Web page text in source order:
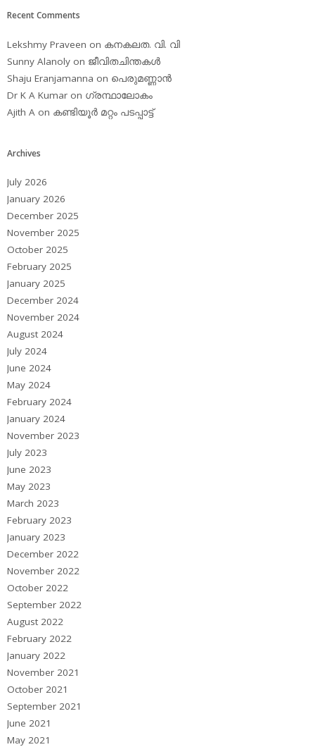
Recent Comments
Lekshmy Praveen on കനകലത. വി. വി
Sunny Alanoly on ജീവിതചിന്തകള്‍
Shaju Eranjamanna on പെരുമണ്ണാന്‍
Dr K A Kumar on ഗ്രന്ഥാലോകം
Ajith A on കണ്ടിയൂര്‍ മറ്റം പടപ്പാട്ട്‌
Archives
July 2026
January 2026
December 2025
November 2025
October 2025
February 2025
January 2025
December 2024
November 2024
August 2024
July 2024
June 2024
May 2024
February 2024
January 2024
November 2023
July 2023
June 2023
May 2023
March 2023
February 2023
January 2023
December 2022
November 2022
October 2022
September 2022
August 2022
February 2022
January 2022
November 2021
October 2021
September 2021
June 2021
May 2021